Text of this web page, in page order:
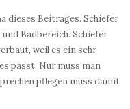
dieses Beitrages. Schiefer
Badbereich. Schiefer
weil es ein sehr
passt. Nur muss man
pflegen muss damit